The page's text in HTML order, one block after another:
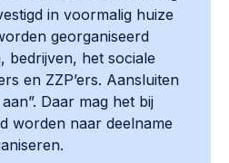
in voormalig huize
georganiseerd
bedrijven, het sociale
en ZZP’ers. Aansluiten
Daar mag het bij
worden naar deelname